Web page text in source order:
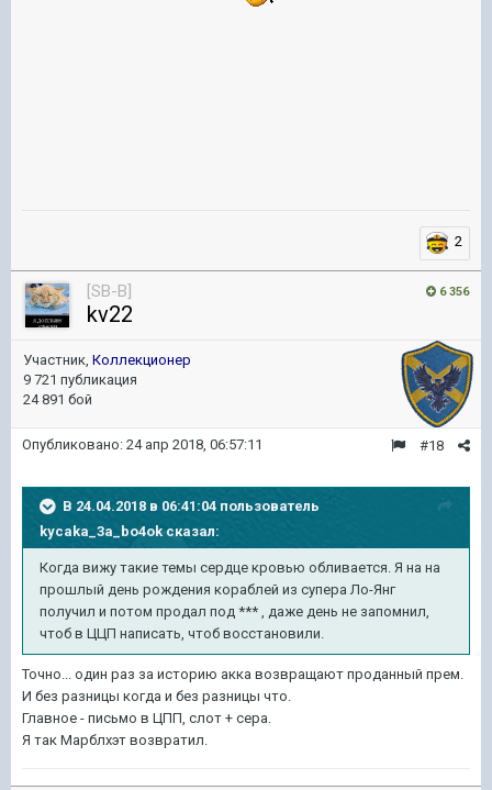
2
6 356
[SB-B]
kv22
Участник, Коллекционер
9 721 публикация
24 891 бой
#18
Опубликовано: 24 апр 2018, 06:57:11
В 24.04.2018 в 06:41:04 пользователь
kycaka_3a_bo4okсказал:
Когда вижу такие темы сердце кровью обливается. Я на на
прошлый день рождения кораблей из супера Ло-Янг
получил и потом продал под *** , даже день не запомнил,
чтоб в ЦЦП написать, чтоб восстановили.
Точно... один раз за историю акка возвращают проданный прем.
И без разницы когда и без разницы что.
Главное - письмо в ЦПП, слот + сера.
Я так Марблхэт возвратил.